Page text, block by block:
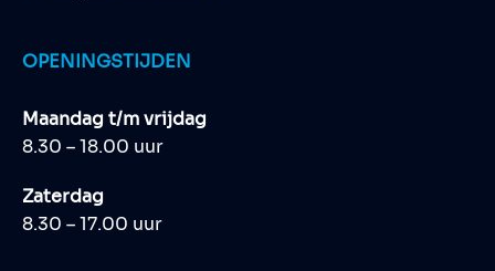
OPENINGSTIJDEN
Maandag t/m vrijdag
8.30 – 18.00 uur
Zaterdag
8.30 – 17.00 uur